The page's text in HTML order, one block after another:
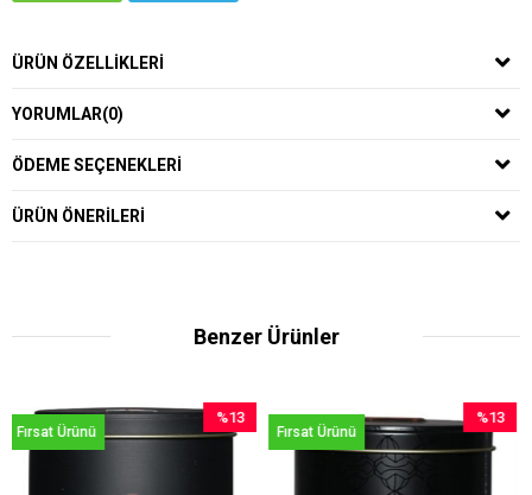
ÜRÜN ÖZELLIKLERI
YORUMLAR(0)
ÖDEME SEÇENEKLERI
ÜRÜN ÖNERILERI
Benzer Ürünler
%13
%13
İndirim
%13İndirim
Fırsat Ürünü Fırsat